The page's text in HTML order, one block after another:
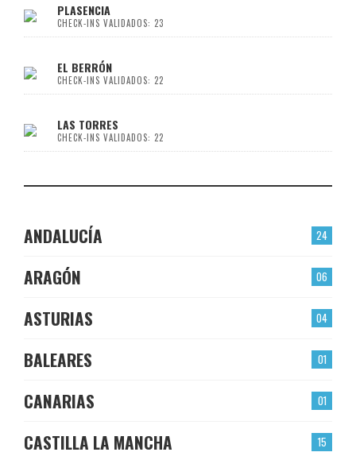
PLASENCIA
CHECK-INS VALIDADOS: 23
EL BERRÓN
CHECK-INS VALIDADOS: 22
LAS TORRES
CHECK-INS VALIDADOS: 22
24
ANDALUCÍA
06
ARAGÓN
04
ASTURIAS
01
BALEARES
01
CANARIAS
15
CASTILLA LA MANCHA